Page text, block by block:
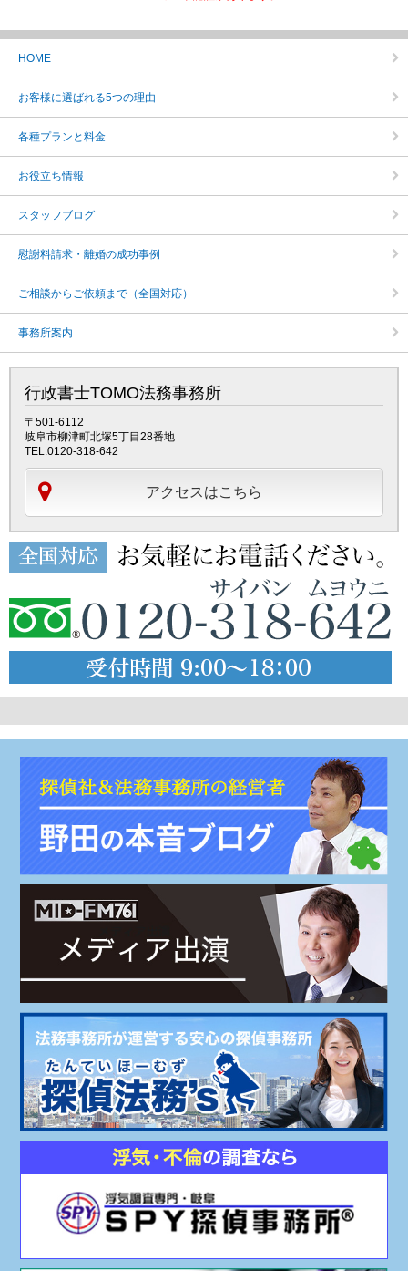
HOME
お客様に選ばれる5つの理由
各種プランと料金
お役立ち情報
スタッフブログ
慰謝料請求・離婚の成功事例
ご相談からご依頼まで（全国対応）
事務所案内
行政書士TOMO法務事務所
〒501-6112
岐阜市柳津町北塚5丁目28番地
TEL:0120-318-642
アクセスはこちら